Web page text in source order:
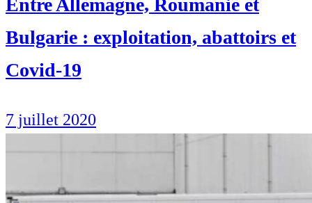
Entre Allemagne, Roumanie et
Bulgarie : exploitation, abattoirs et
Covid-19
7 juillet 2020